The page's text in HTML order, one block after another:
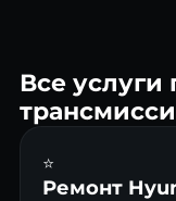
Все услуги
⭐
Ремонт